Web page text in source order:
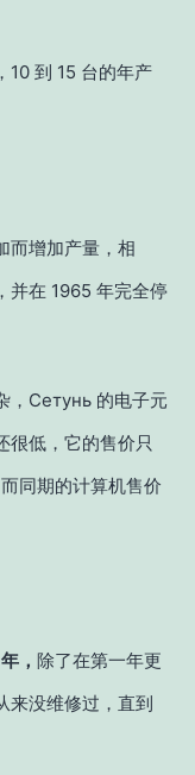
10 到 15 台的年产
而增加产量，相
并在 1965 年完全停
，Сетунь 的电子元
很低，它的售价只
同期的计算机售价
， 除了在第一年更
来没维修过，直到